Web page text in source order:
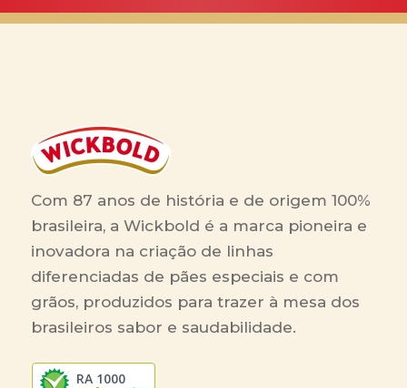
Com 87 anos de história e de origem 100%
brasileira, a Wickbold é a marca pioneira e
inovadora na criação de linhas
diferenciadas de pães especiais e com
grãos, produzidos para trazer à mesa dos
brasileiros sabor e saudabilidade.
RA 1000